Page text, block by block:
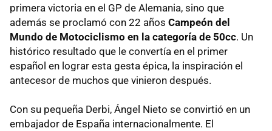
primera victoria en el GP de Alemania, sino que
además se proclamó con 22 años Campeón del
Mundo de Motociclismo en la categoría de 50cc. Un
histórico resultado que le convertía en el primer
español en lograr esta gesta épica, la inspiración el
antecesor de muchos que vinieron después.
Con su pequeña Derbi, Ángel Nieto se convirtió en un
embajador de España internacionalmente. El